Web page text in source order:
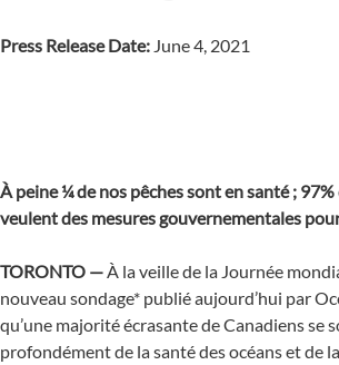
Press Release Date: June 4, 2021
À peine ¼ de nos pêches sont en santé ;
veulent des mesures gouvernementales
TORONTO —À la veille de la Journée
nouveau sondage* publié aujourd’hui par
qu’une majorité écrasante de Canadiens se
profondément de la santé des océans et de